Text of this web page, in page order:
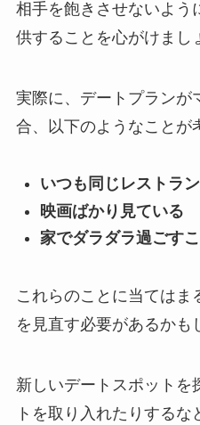
相手を飽きさせないよう
供することを心がけまし
実際に、デートプランが
合、以下のようなことが
いつも同じレストラ
映画ばかり見ている
家でダラダラ過ごす
これらのことに当てはま
を見直す必要があるかも
新しいデートスポットを
トを取り入れたりするな